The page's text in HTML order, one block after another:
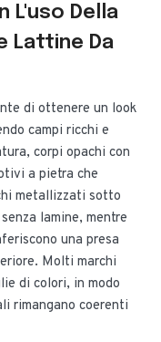
L'uso Della
Lattine Da
di ottenere un look
campi ricchi e
corpi opachi con
a pietra che
metallizzati sotto
lamine, mentre
una presa
Molti marchi
di colori, in modo
rimangano coerenti